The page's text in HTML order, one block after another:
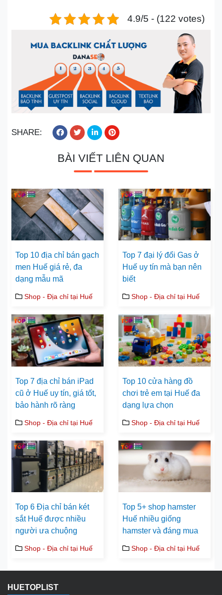
4.9/5 - (122 votes)
SHARE:
BÀI VIẾT LIÊN QUAN
Top 10 địa chỉ bán gạch
men Huế giá rẻ, đa
dạng mẫu mã
Shop - Địa chỉ tại Huế
Top 7 đại lý đổi Gas ở
Huế uy tín mà bạn nên
biết
Shop - Địa chỉ tại Huế
Top 7 địa chỉ bán iPad
cũ ở Huế uy tín, giá tốt,
bảo hành rõ ràng
Shop - Địa chỉ tại Huế
Top 10 cửa hàng đồ
chơi trẻ em tại Huế đa
dạng lựa chọn
Shop - Địa chỉ tại Huế
Top 6 Địa chỉ bán két
sắt Huế được nhiều
người ưa chuộng
Shop - Địa chỉ tại Huế
Top 5+ shop hamster
Huế nhiều giống
hamster và đáng mua
Shop - Địa chỉ tại Huế
HUETOPLIST